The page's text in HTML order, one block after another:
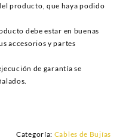
producto, que haya podido
debe estar en buenas
accesorios y partes
de garantía se
Categoría: Cables de Bujías